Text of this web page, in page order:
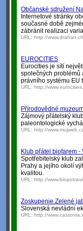
Občanské sdružení
Internetové stránky
současné době
zábránit realizaci
URL: http://
EUROCITIES
Eurocities je sítí
společných problémů
právního systému EU
URL: http://
Přírodovědné
Zájmový přátelský
paleontologické
URL: http://
Klub přátel biofarem
Spotřebitelský klub
Prahy a jejího okolí
kvalitou.
URL: http://
Zoskupenie Zelené
Slovenská nevládní
URL: http://